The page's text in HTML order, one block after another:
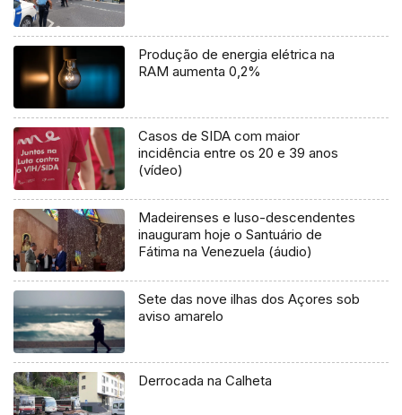
Produção de energia elétrica na
RAM aumenta 0,2%
Casos de SIDA com maior
incidência entre os 20 e 39 anos
(vídeo)
Madeirenses e luso-descendentes
inauguram hoje o Santuário de
Fátima na Venezuela (áudio)
Sete das nove ilhas dos Açores sob
aviso amarelo
Derrocada na Calheta